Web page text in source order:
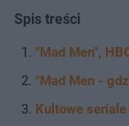
Spis treści
"Mad Men",
"Mad Men -
Kultowe